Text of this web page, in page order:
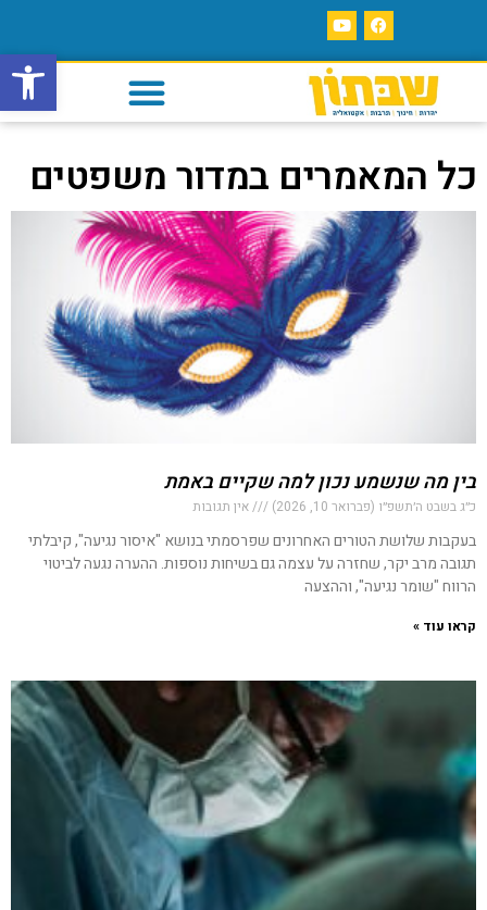
פתח
כל המאמרים במדור משפטים
בין מה שנשמע נכון למה שקיים באמת
כ״ג בשבט ה׳תשפ״ו (פברואר 10, 2026) אין תגובות
בעקבות שלושת הטורים האחרונים שפרסמתי בנושא "איסור נגיעה", קיבלתי
תגובה מרב יקר, שחזרה על עצמה גם בשיחות נוספות. ההערה נגעה לביטוי
הרווח "שומר נגיעה", וההצעה
קראו עוד »